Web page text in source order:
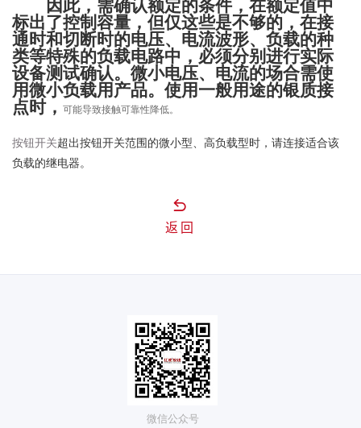
因此，需确认额定的条件，在额定值中
标出了控制容量，但仅这些是不够的，在接
通时和切断时的电压、电流波形、负载的种
类等特殊的负载电路中，必须分别进行实际
设备测试确认。微小电压、电流的场合需使
用微小负载用产品。使用一般用途的银质接
点时， 可能导致接触可靠性降低。
按钮开关超出按钮开关范围的微小型、高负载型时，请连接适合该
负载的继电器。
返回
微信公众号